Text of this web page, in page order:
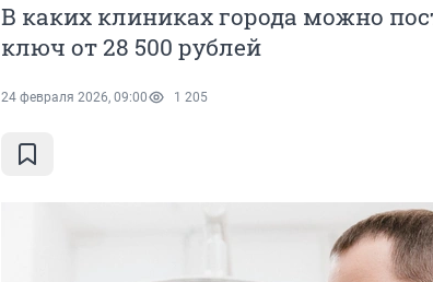
В каких клиниках города можно
ключ от 28 500 рублей
24 февраля 2026, 09:00 1 205